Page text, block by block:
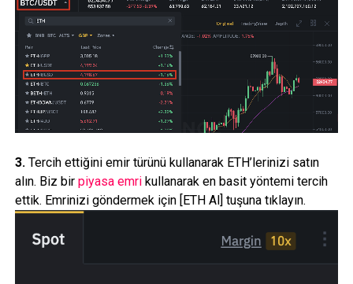
3. Tercih ettiğini emir türünü kullanarak ETH’lerinizi satın
alın. Biz bir piyasa emrikullanarak en basit yöntemi tercih
ettik. Emrinizi göndermek için [ETH Al] tuşuna tıklayın.